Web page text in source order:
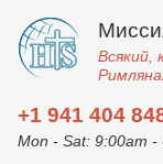
Всякий,
+1 941 404
Mon - Sat: 9:00am -